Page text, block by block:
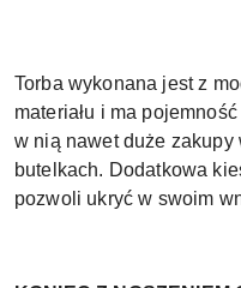
Torba wykonana jest z
materiału i ma
w nią nawet duże
butelkach. Dodatkowa
pozwoli ukryć w swoim